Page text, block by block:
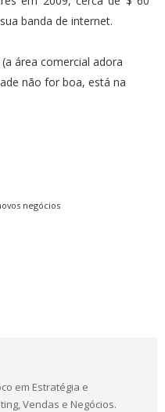
banda de internet.
área comercial adora
não for boa, está na
negócios
em Estratégia e
Vendas e Negócios.